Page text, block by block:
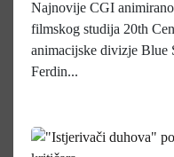
Najnovije CGI
filmskog studija 20th
animacijske divizje Blue
Ferdin...